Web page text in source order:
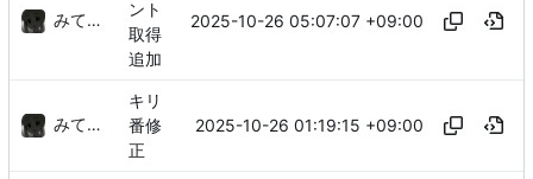
みてるぞ
ント
取得
追加
2025-10-26 05:07:07 +09:00
みてるぞ
キリ
番修
正
2025-10-26 01:19:15 +09:00